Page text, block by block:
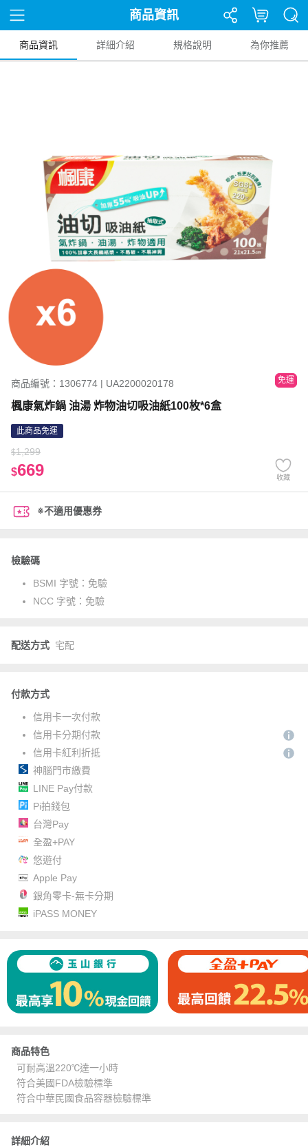
商品資訊
商品資訊 詳細介紹 規格說明 為你推薦
商品編號：1306774 | UA2200020178 免運
楓康氣炸鍋 油湯 炸物油切吸油紙100枚*6盒
此商品免運
$1,299
$669 收藏
※不適用優惠券
檢驗碼
BSMI 字號： 免驗
NCC 字號： 免驗
配送方式 宅配
付款方式
信用卡一次付款
信用卡分期付款
信用卡紅利折抵
神腦門市繳費
LINE Pay付款
Pi拍錢包
台灣Pay
全盈+PAY
悠遊付
Apple Pay
銀角零卡-無卡分期
iPASS MONEY
商品特色
可耐高溫220℃達一小時
符合美國FDA檢驗標準
符合中華民國食品容器檢驗標準
詳細介紹